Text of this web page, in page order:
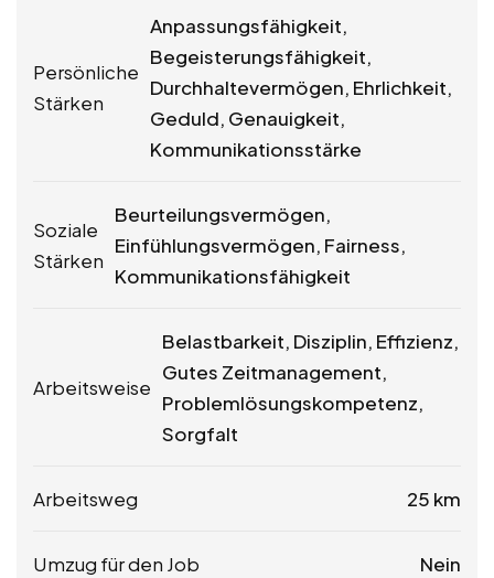
Persönliche
Stärken
Anpassungsfähigkeit,
Begeisterungsfähigkeit,
Durchhaltevermögen, Ehrlichkeit,
Geduld, Genauigkeit,
Kommunikationsstärke
Soziale
Stärken
Beurteilungsvermögen,
Einfühlungsvermögen, Fairness,
Kommunikationsfähigkeit
Arbeitsweise
Belastbarkeit, Disziplin, Effizienz,
Gutes Zeitmanagement,
Problemlösungskompetenz,
Sorgfalt
Arbeitsweg 25 km
Umzug für den Job Nein